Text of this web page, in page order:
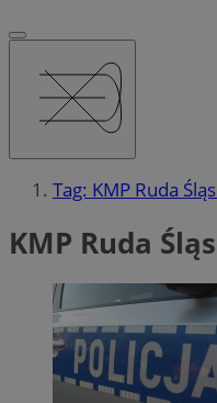
Tag: KMP Ruda
KMP Ruda